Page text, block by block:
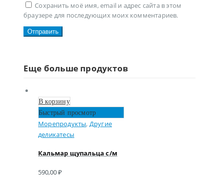
Сохранить моё имя, email и адрес сайта в этом
браузере для последующих моих комментариев.
Еще больше продуктов
В корзину
Быстрый просмотр
Морепродукты, Другие
деликатесы
Кальмар щупальца с/м
590,00₽